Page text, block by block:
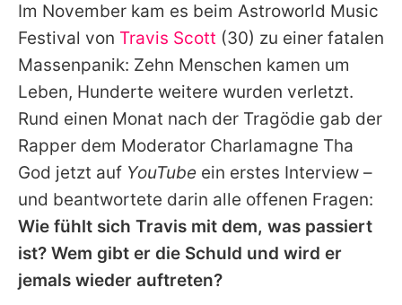
Alle Themen auf Promiflash
Jobs
App runterladen
Team
Redaktionelle Richtlinien
Impressum
Datenschutzerklärung
Im November kam es beim Astroworld Music
Festival von Travis Scott (30) zu einer fatalen
Massenpanik: Zehn Menschen kamen um
Leben, Hunderte weitere wurden verletzt.
Rund einen Monat nach der Tragödie gab der
Rapper dem Moderator Charlamagne Tha
God jetzt auf YouTube ein erstes Interview –
und beantwortete darin alle offenen Fragen:
Wie fühlt sich Travis mit dem, was passiert
ist? Wem gibt er die Schuld und wird er
jemals wieder auftreten?